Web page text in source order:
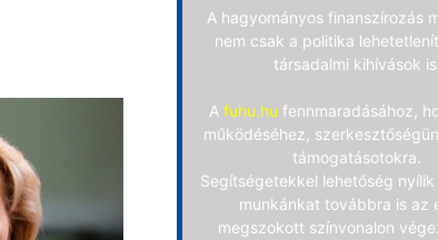
A hagyományos finanszírozás
nem csak a politika
társadalmi kihívások is.
A fuhu.hu fennmaradásához,
működéséhez,
támogatásotokra.
Segítségetekkel lehetőség
munkánkat továbbra is az
megszokott színvonalon